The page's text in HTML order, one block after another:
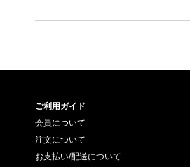
ご利用ガイド
会員について
注文について
お支払い/配送について